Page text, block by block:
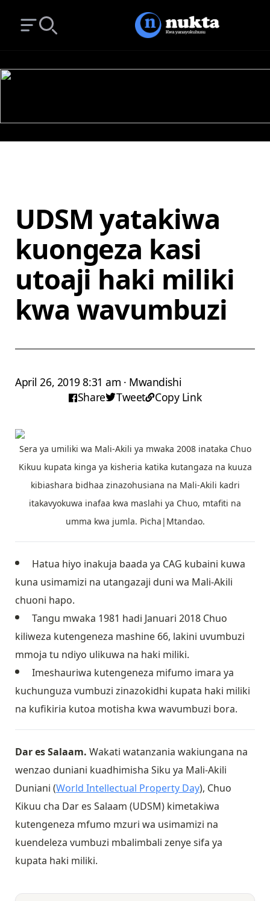
Open main menu
UDSM yatakiwa
kuongeza kasi
utoaji haki miliki
kwa wavumbuzi
April 26, 2019 8:31 am · Mwandishi
Share
Tweet Copy Link
Sera ya umiliki wa Mali-Akili ya mwaka 2008 inataka Chuo
Kikuu kupata kinga ya kisheria katika kutangaza na kuuza
kibiashara bidhaa zinazohusiana na Mali-Akili kadri
itakavyokuwa inafaa kwa maslahi ya Chuo, mtafiti na
umma kwa jumla. Picha|Mtandao.
Hatua hiyo inakuja baada ya CAG kubaini kuwa
kuna usimamizi na utangazaji duni wa Mali-Akili
chuoni hapo.
Tangu mwaka 1981 hadi Januari 2018 Chuo
kiliweza kutengeneza mashine 66, lakini uvumbuzi
mmoja tu ndiyo ulikuwa na haki miliki.
Imeshauriwa kutengeneza mifumo imara ya
kuchunguza vumbuzi zinazokidhi kupata haki miliki
na kufikiria kutoa motisha kwa wavumbuzi bora.
Dar es Salaam. Wakati watanzania wakiungana na
wenzao duniani kuadhimisha Siku ya Mali-Akili
Duniani (World Intellectual Property Day), Chuo
Kikuu cha Dar es Salaam (UDSM) kimetakiwa
kutengeneza mfumo mzuri wa usimamizi na
kuendeleza vumbuzi mbalimbali zenye sifa ya
kupata haki miliki.